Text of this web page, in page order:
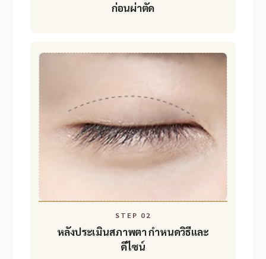
ก่อนผ่าตัด
STEP 02
หลังประเมินสภาพตากำหนดวิธีและ
ดีไซน์